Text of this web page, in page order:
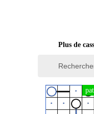
Plus de